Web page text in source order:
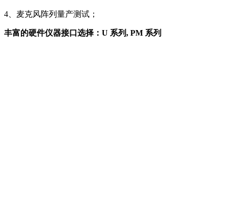
4、麦克风阵列量产测试；
丰富的硬件仪器接口选择：U 系列, PM 系列